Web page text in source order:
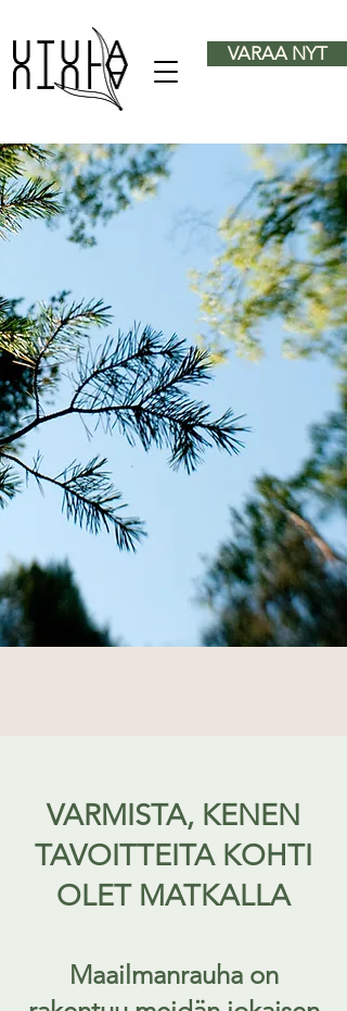
VARAA NYT
VARMISTA, KENEN
TAVOITTEITA KOHTI
OLET MATKALLA
Maailmanrauha on